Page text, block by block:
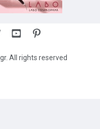
All rights reserved